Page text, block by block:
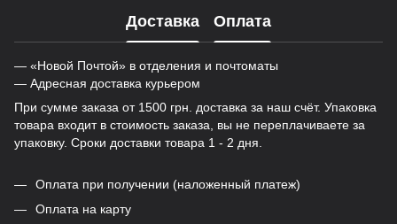
Доставка Оплата
— «Новой Почтой» в отделения и почтоматы
— Адресная доставка курьером
При сумме заказа от 1500 грн. доставка за наш счёт. Упаковка
товара входит в стоимость заказа, вы не переплачиваете за
упаковку. Сроки доставки товара 1 - 2 дня.
Оплата при получении (наложенный платеж)
Оплата на карту